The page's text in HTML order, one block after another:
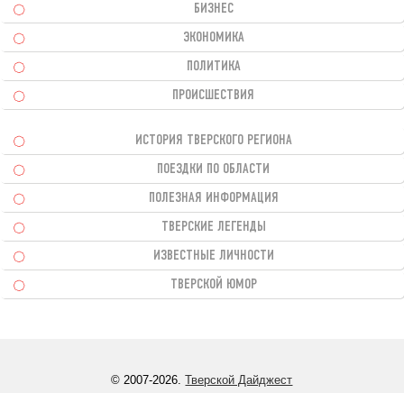
БИЗНЕС
ЭКОНОМИКА
ПОЛИТИКА
ПРОИСШЕСТВИЯ
ИСТОРИЯ ТВЕРСКОГО РЕГИОНА
ПОЕЗДКИ ПО ОБЛАСТИ
ПОЛЕЗНАЯ ИНФОРМАЦИЯ
ТВЕРСКИЕ ЛЕГЕНДЫ
ИЗВЕСТНЫЕ ЛИЧНОСТИ
ТВЕРСКОЙ ЮМОР
© 2007-2026.Тверской Дайджест